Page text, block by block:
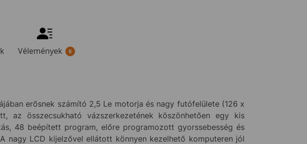
Vélemények 0
erősnek számító 2,5 Le motorja és nagy futófelülete (126 x
az összecsukható vázszerkezetének köszönhetően egy kis
48 beépített program, előre programozott gyorssebesség és
nagy LCD kijelzővel ellátott könnyen kezelhető komputeren jól